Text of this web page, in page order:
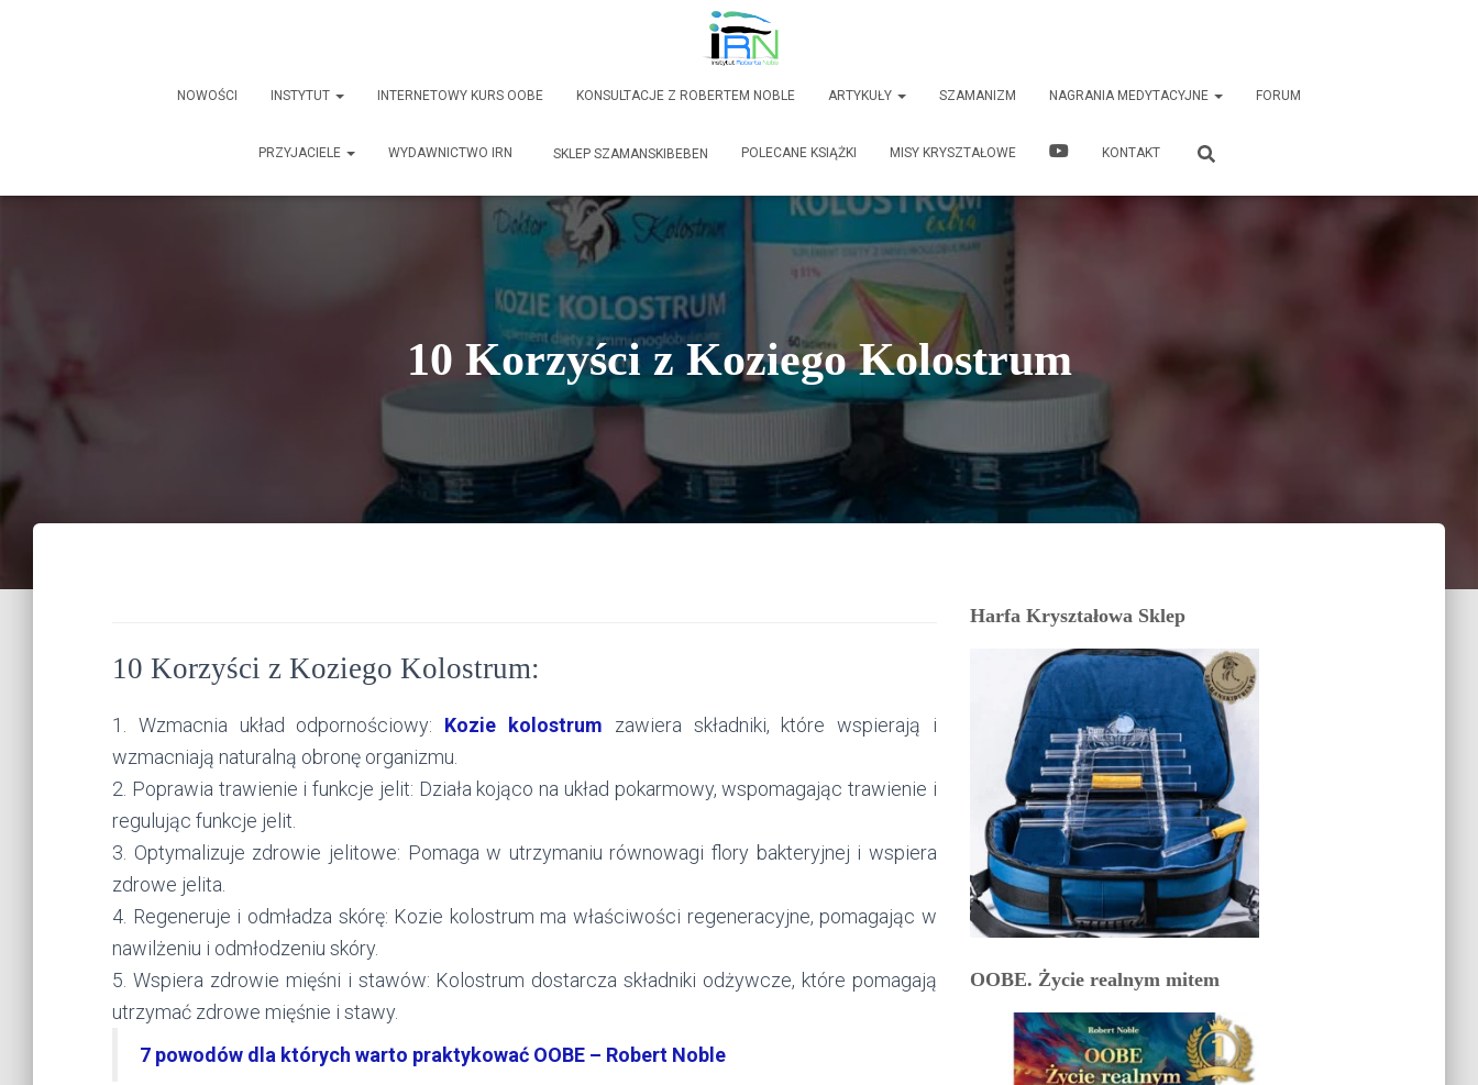
NOWOŚCI INSTYTUT INTERNETOWY KURS OOBE KONSULTACJE Z ROBERTEM NOBLE ARTYKUŁY SZAMANIZM NAGRANIA MEDYTACYJNE FORUM
PRZYJACIELE WYDAWNICTWO IRN SKLEP SZAMANSKIBEBEN POLECANE KSIĄŻKI MISY KRYSZTAŁOWE KONTAKT
10 Korzyści z Koziego Kolostrum
10 Korzyści z Koziego Kolostrum:
1. Wzmacnia układ odpornościowy: Kozie kolostrum
zawiera składniki, które wspierają i
wzmacniają naturalną obronę organizmu.
2. Poprawia trawienie i funkcje jelit: Działa kojąco na układ pokarmowy, wspomagając trawienie i
regulując funkcje jelit.
3. Optymalizuje zdrowie jelitowe: Pomaga w utrzymaniu równowagi flory bakteryjnej i wspiera
zdrowe jelita.
4. Regeneruje i odmładza skórę: Kozie kolostrum ma właściwości regeneracyjne, pomagając w
nawilżeniu i odmłodzeniu skóry.
5. Wspiera zdrowie mięśni i stawów: Kolostrum dostarcza składniki odżywcze, które pomagają
utrzymać zdrowe mięśnie i stawy.
7 powodów dla których warto praktykować OOBE – Robert Noble
Harfa Kryształowa Sklep
OOBE. Życie realnym mitem